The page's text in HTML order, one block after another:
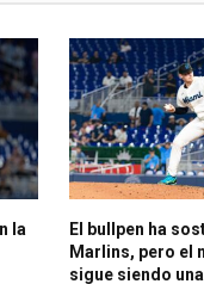
la
El bullpen ha
Marlins, pero el
sigue siendo